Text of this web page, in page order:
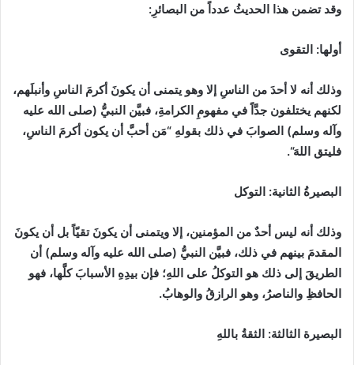
وقد تضمن هذا الحديثُ عدداً من البصائرِ :
أولها: التقوى
وذلك أنه لا أحدَ من الناسِ إلا وهو يتمنى أن يكونَ أكرمَ الناسِ وأنبلَهم،
لكنهم يختلفون جدَّاً في مفهومِ الكرامةِ، فبيَّن النبيُّ (صلى الله عليه
وآله وسلم) الصوابَ في ذلك بقولهِ “مَن أحبَّ أن يكون أكرمَ الناسِ،
فليتق اللهَ“
.
البصيرةُ الثانية: التوكل
وذلك أنه ليس أحدٌ من المؤمنين، إلا ويتمنى أن يكونَ تقيّاً بل أن يكونَ
المقدمَ بينهم في ذلك، فبيَّن النبيُّ (صلى الله عليه وآله وسلم) أن
الطريقَ إلى ذلك هو التوكلُ على اللهِ؛ فإن بيدِهِ الأسبابَ كلَّها، فهو
الحافظِ والناصرُ، وهو الرازقُ والوهابُ.
البصيرة الثالثة: الثقةُ باللهِ